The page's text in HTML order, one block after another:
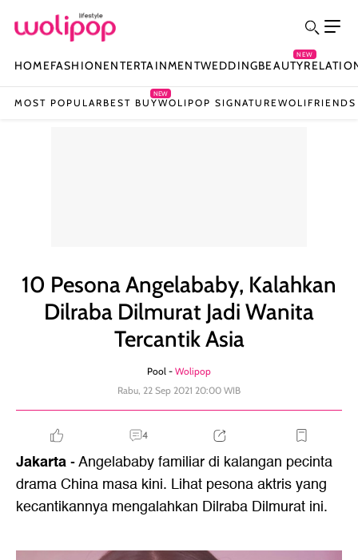
HOMEFASHIONENTERTAINMENTWEDDINGBEAUTY
NEW
MOST POPULAR BEST BUY
NEW
WOLIPOP SIGNATUREWOLIFRIENDS
10 Pesona Angelababy, Kalahkan
Dilraba Dilmurat Jadi Wanita
Tercantik Asia
Pool - Wolipop
Rabu, 22 Sep 2021 20:00 WIB
4
Jakarta- Angelababy familiar di kalangan pecinta
drama China masa kini. Lihat pesona aktris yang
kecantikannya mengalahkan Dilraba Dilmurat ini.